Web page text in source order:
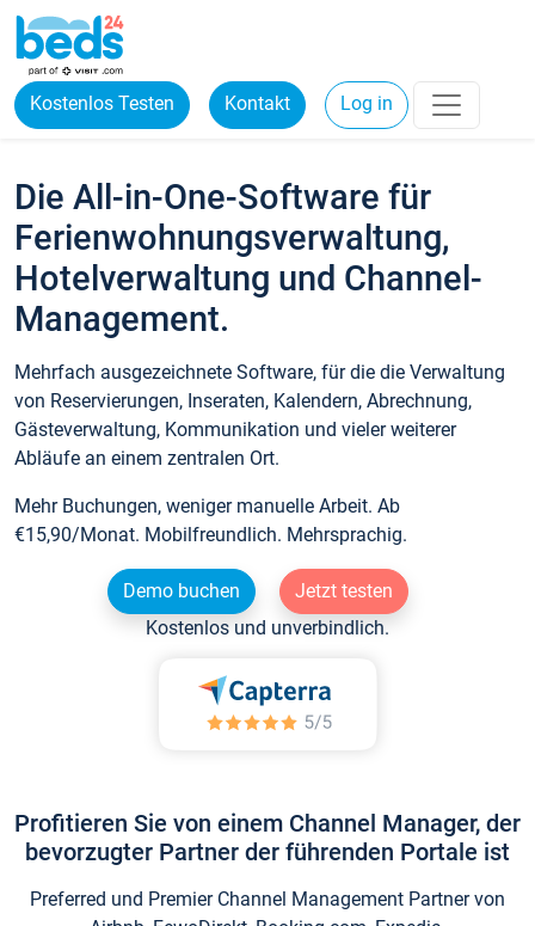
Kostenlos Testen Kontakt Log in
Die All-in-One-Software für
Ferienwohnungsverwaltung,
Hotelverwaltung und Channel-
Management.
Mehrfach ausgezeichnete Software, für die die Verwaltung
von Reservierungen, Inseraten, Kalendern, Abrechnung,
Gästeverwaltung, Kommunikation und vieler weiterer
Abläufe an einem zentralen Ort.
Mehr Buchungen, weniger manuelle Arbeit. Ab
€15,90/Monat. Mobilfreundlich. Mehrsprachig.
Demo buchen
Jetzt testen
Kostenlos und unverbindlich.
Profitieren Sie von einem Channel Manager, der
bevorzugter Partner der führenden Portale ist
Preferred und Premier Channel Management Partner von